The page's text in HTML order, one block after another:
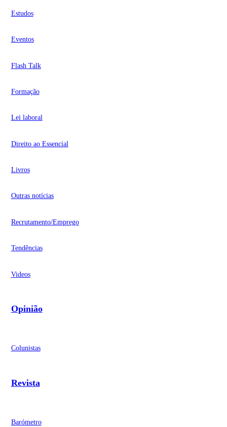
Estudos
Eventos
Flash Talk
Formação
Lei laboral
Direito ao Essencial
Livros
Outras notícias
Recrutamento/Emprego
Tendências
Videos
Opinião
Colunistas
Revista
Barómetro